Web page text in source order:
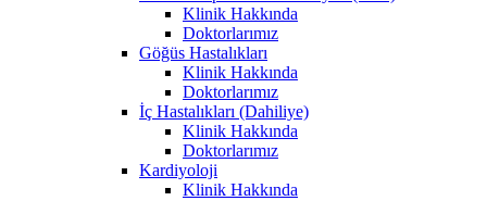
Klinik Hakkında
Doktorlarımız
Göğüs Hastalıkları
Klinik Hakkında
Doktorlarımız
İç Hastalıkları (Dahiliye)
Klinik Hakkında
Doktorlarımız
Kardiyoloji
Klinik Hakkında